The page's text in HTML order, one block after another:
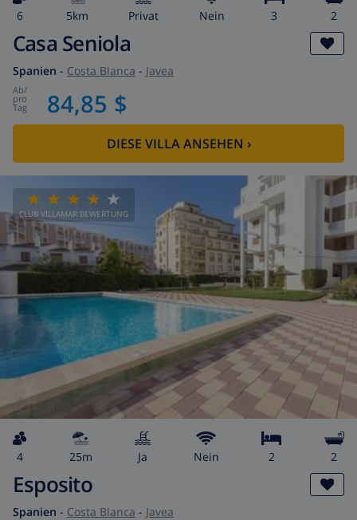
6 5km Privat Nein 3 2
Casa Seniola
Spanien - Costa Blanca - Javea
ab/
pro
Tag 84,85 $
DIESE VILLA ANSEHEN ›
CLUB VILLAMAR BEWERTUNG
4 25m Ja Nein 2 2
Esposito
Spanien - Costa Blanca - Javea